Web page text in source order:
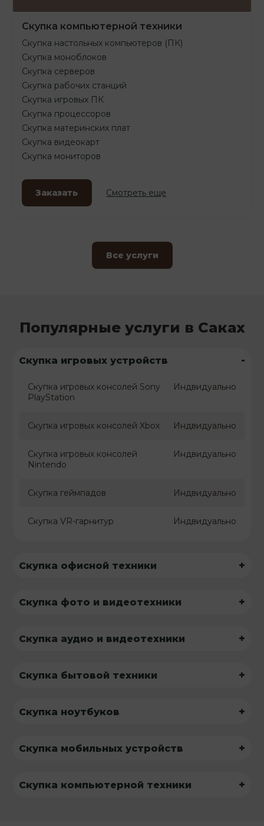
Скупка компьютерной техники
Скупка настольных компьютеров (ПК)
Скупка моноблоков
Скупка серверов
Скупка рабочих станций
Скупка игровых ПК
Скупка процессоров
Скупка материнских плат
Скупка видеокарт
Скупка мониторов
Заказать Смотреть еще
Все услуги
Популярные услуги в Саках
Скупка игровых устройств -
Скупка игровых консолей Sony
PlayStation
Индвидуально
Скупка игровых консолей Xbox Индвидуально
Скупка игровых консолей
Nintendo
Индвидуально
Скупка геймпадов Индвидуально
Скупка VR-гарнитур Индвидуально
Скупка офисной техники +
Скупка фото и видеотехники +
Скупка аудио и видеотехники +
Скупка бытовой техники +
Скупка ноутбуков +
Скупка мобильных устройств +
Скупка компьютерной техники +